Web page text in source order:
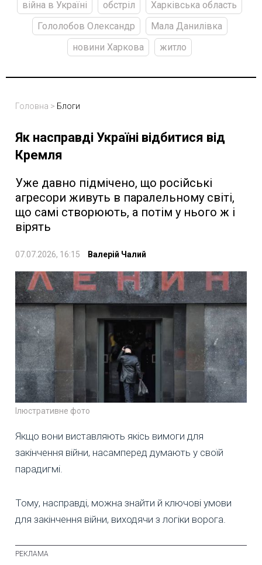
війна в Україні обстріл
Харківська область
Гололобов Олександр
Мала Данилівка
новини Харкова
житло
Головна > Блоги
Як насправді Україні відбитися від
Кремля
Уже давно підмічено, що російські
агресори живуть в паралельному світі,
що самі створюють, а потім у нього ж і
вірять
07.07.2026, 16:15 Валерій Чалий
Ілюстративне фото
Якщо вони виставляють якісь вимоги для
закінчення війни, насамперед думають у своїй
парадигмі.
Тому, насправді, можна знайти й ключові умови
для закінчення війни, виходячи з логіки ворога.